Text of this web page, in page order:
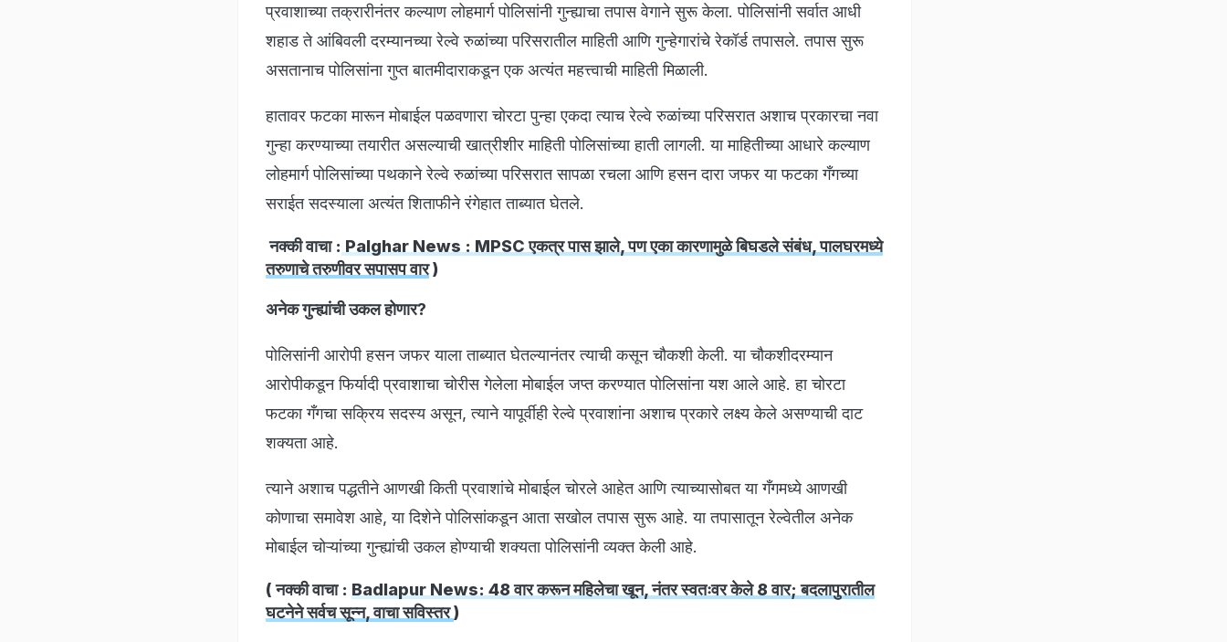
प्रवाशाच्या तक्रारीनंतर कल्याण लोहमार्ग पोलिसांनी गुन्ह्याचा तपास वेगाने सुरू केला. पोलिसांनी सर्वात आधी
शहाड ते आंबिवली दरम्यानच्या रेल्वे रुळांच्या परिसरातील माहिती आणि गुन्हेगारांचे रेकॉर्ड तपासले. तपास सुरू
असतानाच पोलिसांना गुप्त बातमीदाराकडून एक अत्यंत महत्त्वाची माहिती मिळाली.
हातावर फटका मारून मोबाईल पळवणारा चोरटा पुन्हा एकदा त्याच रेल्वे रुळांच्या परिसरात अशाच प्रकारचा नवा
गुन्हा करण्याच्या तयारीत असल्याची खात्रीशीर माहिती पोलिसांच्या हाती लागली. या माहितीच्या आधारे कल्याण
लोहमार्ग पोलिसांच्या पथकाने रेल्वे रुळांच्या परिसरात सापळा रचला आणि हसन दारा जफर या फटका गँगच्या
सराईत सदस्याला अत्यंत शिताफीने रंगेहात ताब्यात घेतले.
नक्की वाचा : Palghar News : MPSC एकत्र पास झाले, पण एका कारणामुळे बिघडले संबंध, पालघरमध्ये
तरुणाचे तरुणीवर सपासप वार)
अनेक गुन्ह्यांची उकल होणार?
पोलिसांनी आरोपी हसन जफर याला ताब्यात घेतल्यानंतर त्याची कसून चौकशी केली. या चौकशीदरम्यान
आरोपीकडून फिर्यादी प्रवाशाचा चोरीस गेलेला मोबाईल जप्त करण्यात पोलिसांना यश आले आहे. हा चोरटा
फटका गँगचा सक्रिय सदस्य असून, त्याने यापूर्वीही रेल्वे प्रवाशांना अशाच प्रकारे लक्ष्य केले असण्याची दाट
शक्यता आहे.
त्याने अशाच पद्धतीने आणखी किती प्रवाशांचे मोबाईल चोरले आहेत आणि त्याच्यासोबत या गँगमध्ये आणखी
कोणाचा समावेश आहे, या दिशेने पोलिसांकडून आता सखोल तपास सुरू आहे. या तपासातून रेल्वेतील अनेक
मोबाईल चोऱ्यांच्या गुन्ह्यांची उकल होण्याची शक्यता पोलिसांनी व्यक्त केली आहे.
( नक्की वाचा : Badlapur News: 48 वार करून महिलेचा खून, नंतर स्वतःवर केले 8 वार; बदलापुरातील
घटनेने सर्वच सून्न, वाचा सविस्तर)